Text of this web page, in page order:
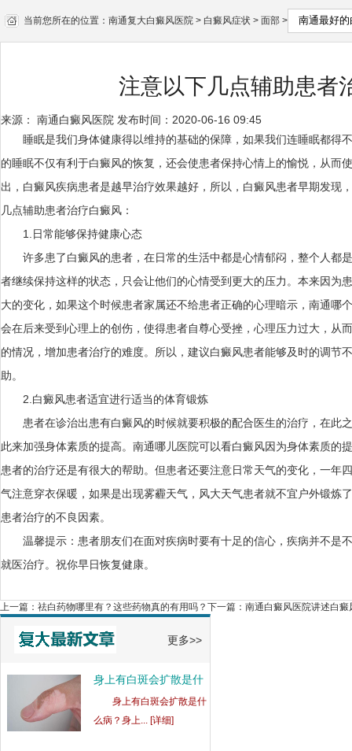
当前您所在的位置： 南通复大白癜风医院 > 白癜风症状 > 面部 >
注意以下几点辅助患者
来源： 南通白癜风医院 发布时间：2020-06-16 09:45
睡眠是我们身体健康得以维持的基础的保障，如果我们连睡眠都得
的睡眠不仅有利于白癜风的恢复，还会使患者保持心情上的愉悦，从而
出，白癜风疾病患者是越早治疗效果越好，所以，白癜风患者早期发现
几点辅助患者治疗白癜风：
1.日常能够保持健康心态
许多患了白癜风的患者，在日常的生活中都是心情郁闷，整个人都
者继续保持这样的状态，只会让他们的心情受到更大的压力。本来因为
大的变化，如果这个时候患者家属还不给患者正确的心理暗示， 南通哪
会在后来受到心理上的创伤，使得患者自尊心受挫，心理压力过大，从
的情况，增加患者治疗的难度。所以，建议白癜风患者能够及时的调节
助。
2.白癜风患者适宜进行适当的体育锻炼
患者在诊治出患有白癜风的时候就要积极的配合医生的治疗，在此
此来加强身体素质的提高。南通哪儿医院可以看白癜风因为身体素质的
患者的治疗还是有很大的帮助。但患者还要注意日常天气的变化，一年
气注意穿衣保暖，如果是出现雾霾天气，风大天气患者就不宜户外锻炼
患者治疗的不良因素。
温馨提示：患者朋友们在面对疾病时要有十足的信心，疾病并不是
就医治疗。祝你早日恢复健康。
上一篇： 祛白药物哪里有？这些药物真的有用吗？ 下一篇： 南通白癜风医院讲述白
更多>>
吗
吗？白癜风... [详细]
可
如何治疗青少年白癜风
可以降低成... [详细]
身上有白斑会扩散是什
么
身上有白斑会扩散是什
么病？身上... [详细]